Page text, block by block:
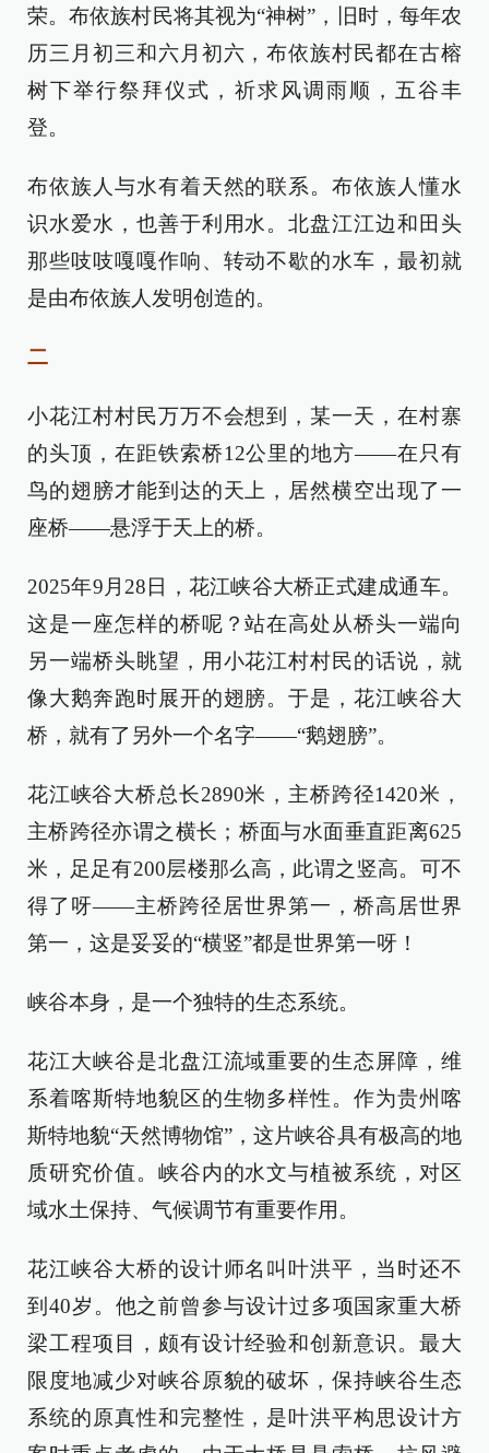
荣。布依族村民将其视为“神树”，旧时，每年农
历三月初三和六月初六，布依族村民都在古榕
树下举行祭拜仪式，祈求风调雨顺，五谷丰
登。
布依族人与水有着天然的联系。布依族人懂水
识水爱水，也善于利用水。北盘江江边和田头
那些吱吱嘎嘎作响、转动不歇的水车，最初就
是由布依族人发明创造的。
二
小花江村村民万万不会想到，某一天，在村寨
的头顶，在距铁索桥12公里的地方——在只有
鸟的翅膀才能到达的天上，居然横空出现了一
座桥——悬浮于天上的桥。
2025年9月28日，花江峡谷大桥正式建成通车。
这是一座怎样的桥呢？站在高处从桥头一端向
另一端桥头眺望，用小花江村村民的话说，就
像大鹅奔跑时展开的翅膀。于是，花江峡谷大
桥，就有了另外一个名字——“鹅翅膀”。
花江峡谷大桥总长2890米，主桥跨径1420米，
主桥跨径亦谓之横长；桥面与水面垂直距离625
米，足足有200层楼那么高，此谓之竖高。可不
得了呀——主桥跨径居世界第一，桥高居世界
第一，这是妥妥的“横竖”都是世界第一呀！
峡谷本身，是一个独特的生态系统。
花江大峡谷是北盘江流域重要的生态屏障，维
系着喀斯特地貌区的生物多样性。作为贵州喀
斯特地貌“天然博物馆”，这片峡谷具有极高的地
质研究价值。峡谷内的水文与植被系统，对区
域水土保持、气候调节有重要作用。
花江峡谷大桥的设计师名叫叶洪平，当时还不
到40岁。他之前曾参与设计过多项国家重大桥
梁工程项目，颇有设计经验和创新意识。最大
限度地减少对峡谷原貌的破坏，保持峡谷生态
系统的原真性和完整性，是叶洪平构思设计方